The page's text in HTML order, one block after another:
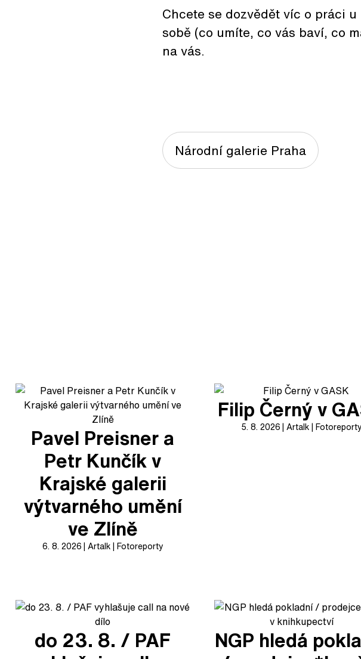
Chcete se dozvědět víc o práci
sobě (co umíte, co vás baví, co
na vás.
Národní galerie Praha
Pavel Preisner a
Petr Kunčík v
Krajské galerii
výtvarného umění
ve Zlíně
6. 8. 2026 Artalk Fotoreporty
Filip Černý v
5. 8. 2026 Artalk Fotoreporty
do 23. 8. / PAF
NGP hledá